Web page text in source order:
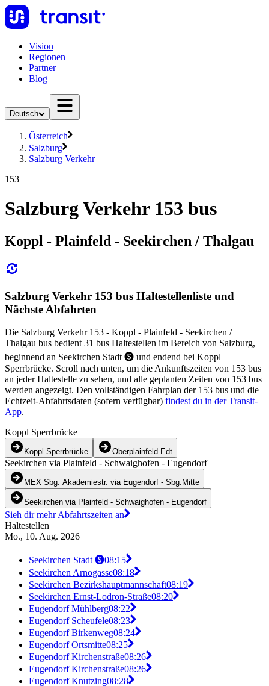
Vision
Regionen
Partner
Blog
Deutsch
Österreich
Salzburg
Salzburg Verkehr
153
Salzburg Verkehr 153 bus
Koppl - Plainfeld - Seekirchen / Thalgau
Salzburg Verkehr 153 bus Haltestellenliste und
Nächste Abfahrten
Die Salzburg Verkehr 153 - Koppl - Plainfeld - Seekirchen /
Thalgau bus bedient 31 bus Haltestellen im Bereich von Salzburg,
beginnend an Seekirchen Stadt 🅢 und endend bei Koppl
Sperrbrücke. Scroll nach unten, um die Ankunftszeiten von 153 bus
an jeder Haltestelle zu sehen, und alle geplanten Zeiten von 153 bus
werden angezeigt. Den vollständigen Fahrplan der 153 bus und die
Echtzeit-Abfahrtsdaten (sofern verfügbar) findest du in der Transit-
App.
Koppl Sperrbrücke
Koppl Sperrbrücke Oberplainfeld Edt
Seekirchen via Plainfeld - Schwaighofen - Eugendorf
MEX Sbg. Akademiestr. via Eugendorf - Sbg.Mitte
Seekirchen via Plainfeld - Schwaighofen - Eugendorf
Sieh dir mehr Abfahrtszeiten an
Haltestellen
Mo., 10. Aug. 2026
Seekirchen Stadt 🅢08:15
Seekirchen Arnogasse08:18
Seekirchen Bezirkshauptmannschaft08:19
Seekirchen Ernst-Lodron-Straße08:20
Eugendorf Mühlberg08:22
Eugendorf Scheufele08:23
Eugendorf Birkenweg08:24
Eugendorf Ortsmitte08:25
Eugendorf Kirchenstraße08:26
Eugendorf Kirchenstraße08:26
Eugendorf Knutzing08:28